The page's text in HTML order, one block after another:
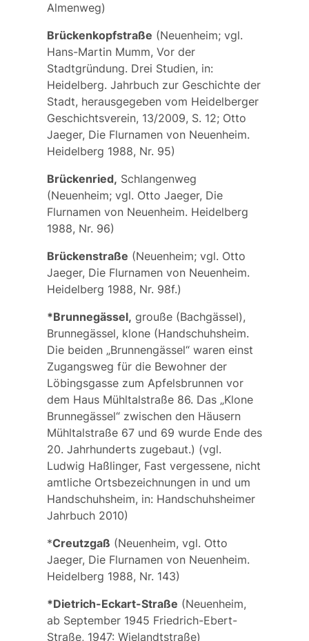
Almenweg)
Brückenkopfstraße (Neuenheim; vgl.
Hans-Martin Mumm, Vor der
Stadtgründung. Drei Studien, in:
Heidelberg. Jahrbuch zur Geschichte der
Stadt, herausgegeben vom Heidelberger
Geschichtsverein, 13/2009, S. 12; Otto
Jaeger, Die Flurnamen von Neuenheim.
Heidelberg 1988, Nr. 95)
Brückenried, Schlangenweg
(Neuenheim; vgl. Otto Jaeger, Die
Flurnamen von Neuenheim. Heidelberg
1988, Nr. 96)
Brückenstraße (Neuenheim; vgl. Otto
Jaeger, Die Flurnamen von Neuenheim.
Heidelberg 1988, Nr. 98f.)
*Brunnegässel, grouße (Bachgässel),
Brunnegässel, klone (Handschuhsheim.
Die beiden „Brunnengässel“ waren einst
Zugangsweg für die Bewohner der
Löbingsgasse zum Apfelsbrunnen vor
dem Haus Mühltalstraße 86. Das „Klone
Brunnegässel“ zwischen den Häusern
Mühltalstraße 67 und 69 wurde Ende des
20. Jahrhunderts zugebaut.) (vgl.
Ludwig Haßlinger, Fast vergessene, nicht
amtliche Ortsbezeichnungen in und um
Handschuhsheim, in: Handschuhsheimer
Jahrbuch 2010)
*Creutzgaß (Neuenheim, vgl. Otto
Jaeger, Die Flurnamen von Neuenheim.
Heidelberg 1988, Nr. 143)
*Dietrich-Eckart-Straße (Neuenheim,
ab September 1945 Friedrich-Ebert-
Straße, 1947: Wielandtstraße)